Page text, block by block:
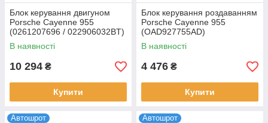
Блок керування двигуном
Porsche Cayenne 955
(0261207696 / 022906032BT)
В наявності
10 294 ₴
Купити
Блок керування роздаванням
Porsche Cayenne 955
(OAD927755AD)
В наявності
4 476 ₴
Купити
Автошрот Автошрот